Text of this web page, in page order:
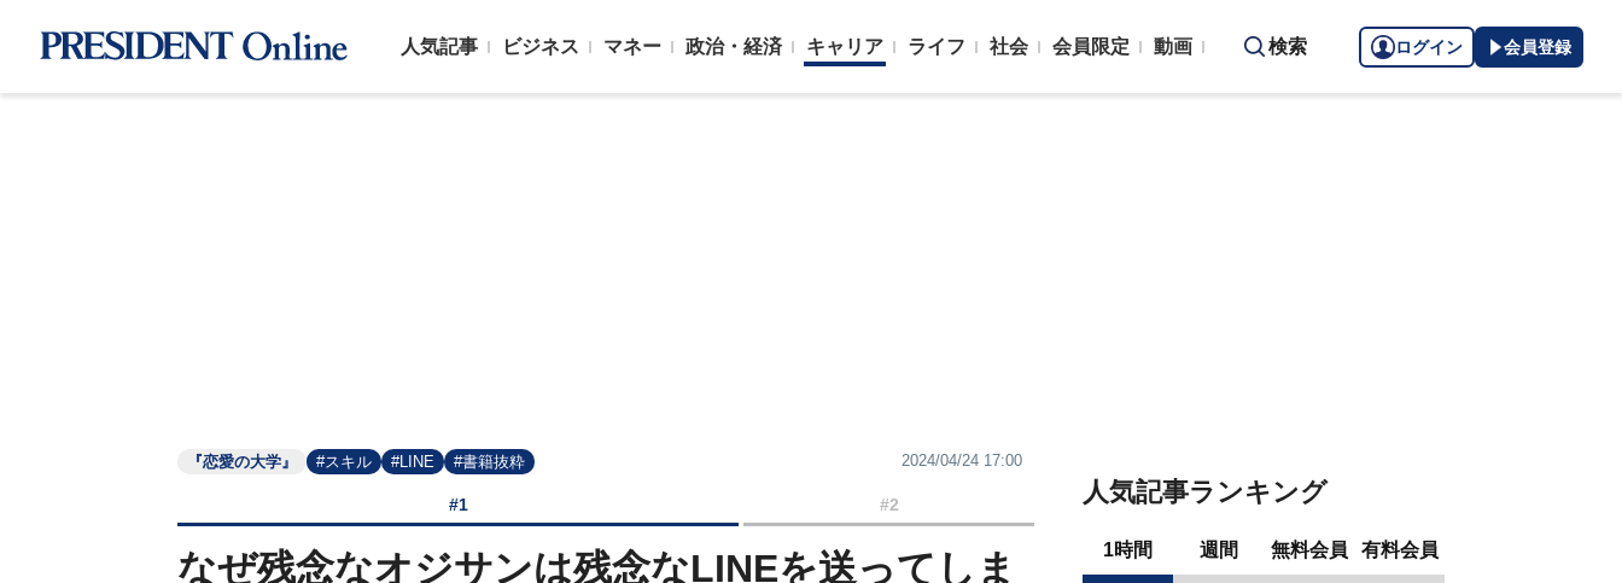
人気記事 ビジネス マネー 政治・経済 キャリア ライフ 社会 会員限定 動画 検索 ログイン 会員登録
『恋愛の大学』 #スキル #LINE #書籍抜粋 2024/04/24 17:00
#1 #2
なぜ残念なオジサンは残念なLINEを送ってしま
人気記事ランキング
1時間 週間 無料会員 有料会員